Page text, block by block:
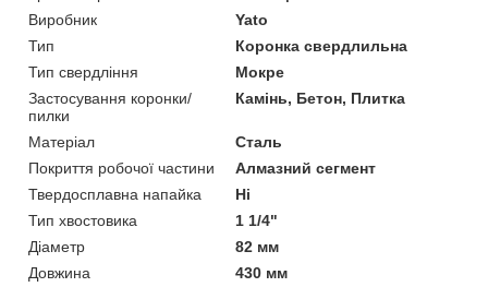
Виробник
Yato
Тип
Коронка свердлильна
Тип свердління
Мокре
Застосування коронки/
пилки
Камінь, Бетон, Плитка
Матеріал
Сталь
Покриття робочої частини
Алмазний сегмент
Твердосплавна напайка
Ні
Тип хвостовика
1 1/4"
Діаметр
82 мм
Довжина
430 мм